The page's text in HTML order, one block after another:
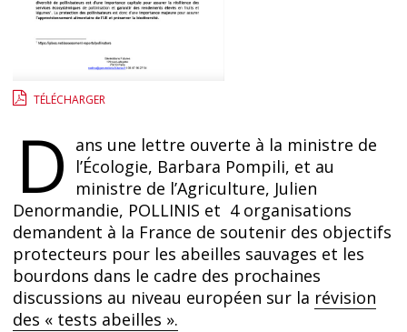
TÉLÉCHARGER
D ans une lettre ouverte à la ministre de
l’Écologie, Barbara Pompili, et au
ministre de l’Agriculture, Julien
Denormandie, POLLINIS et 4 organisations
demandent à la France de soutenir des objectifs
protecteurs pour les abeilles sauvages et les
bourdons dans le cadre des prochaines
discussions au niveau européen sur la révision
des « tests abeilles ».